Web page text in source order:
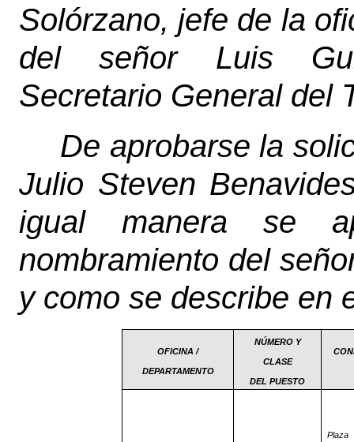
Solórzano, jefe de la
del señor Luis
Secretario General del
De aprobarse la
Julio Steven
igual manera se
nombramiento del
y como se describe en
OFICINA /
DEPARTAMENTO
NÚMERO Y
CLASE
DEL PUESTO
Plaza